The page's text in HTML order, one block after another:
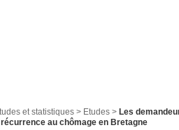
et statistiques > Etudes > Les
au chômage en Bretagne